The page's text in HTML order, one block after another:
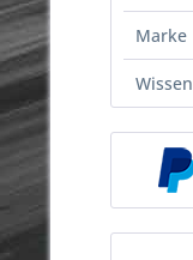
Marke
Wissen